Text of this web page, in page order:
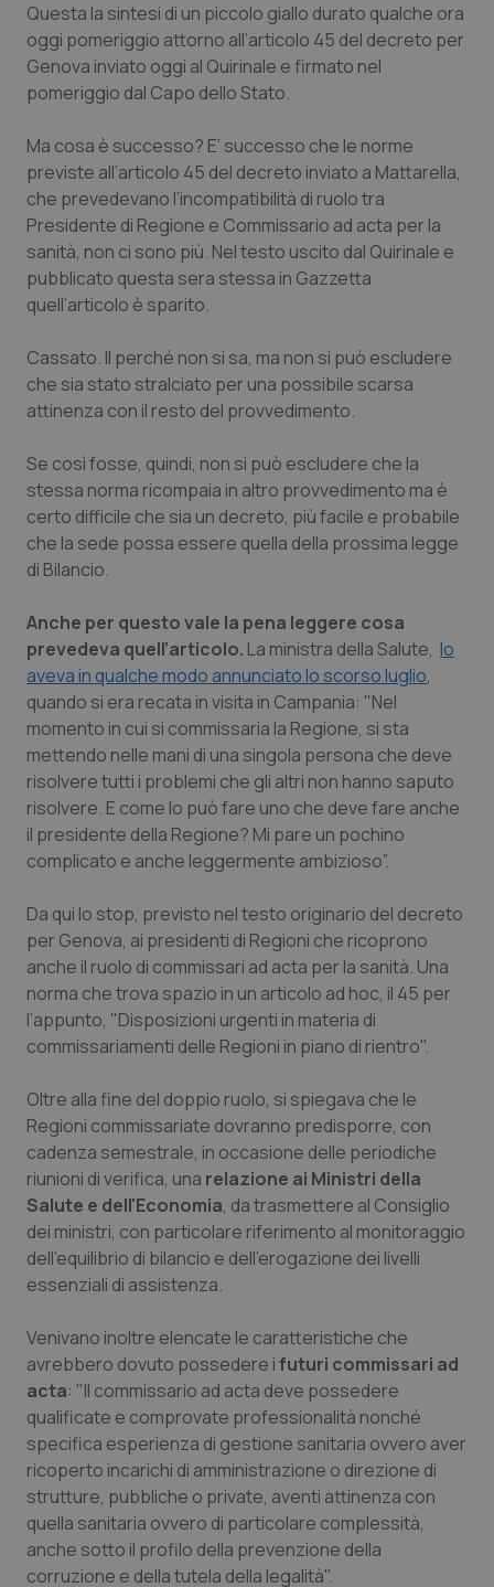
Marche
Molise
Piemonte
Provincia Autonoma di Bolzano
Provincia Autonoma di Trento
Puglia
Sardegna
Toscana
Umbria
Veneto
Donna & Salute
Epatiti
HIV
Infezioni & Febbre
Ipertensione & Scompenso
Malattie rare
Malattia di Crohn & Rettocolite Ulcerosa
Neuroscienze & patologie neurodegenerative
Obesità
Oftalmologia
Oncoematologia
Oncologia & Nutrizione
Psoriasi & pelle
Quotidiano Cardiologia
Quotidiano Oncologia
Quotidiano Pediatria
Rene & patologie urogenitali
Salute orale & impianti
Sangue & coagulazione
Tiroide
Tumore al seno
Tumore ovarico
Tumori del Polmone & Testa Collo
Tumori gastrointestinali
Ulcera & Reflusso
Vaccini
Questa la sintesi di un piccolo giallo durato qualche ora
oggi pomeriggio attorno all’articolo 45 del decreto per
Genova inviato oggi al Quirinale e firmato nel
pomeriggio dal Capo dello Stato.
Ma cosa è successo? E’ successo che le norme
previste all’articolo 45 del decreto inviato a Mattarella,
che prevedevano l’incompatibilità di ruolo tra
Presidente di Regione e Commissario ad acta per la
sanità, non ci sono più. Nel testo uscito dal Quirinale e
pubblicato questa sera stessa in Gazzetta
quell’articolo è sparito.
Cassato. Il perché non si sa, ma non si può escludere
che sia stato stralciato per una possibile scarsa
attinenza con il resto del provvedimento.
Se così fosse, quindi, non si può escludere che la
stessa norma ricompaia in altro provvedimento ma è
certo difficile che sia un decreto, più facile e probabile
che la sede possa essere quella della prossima legge
di Bilancio.
Anche per questo vale la pena leggere cosa
prevedeva quell’articolo. La ministra della Salute, lo
aveva in qualche modo annunciato lo scorso luglio,
quando si era recata in visita in Campania: "Nel
momento in cui si commissaria la Regione, si sta
mettendo nelle mani di una singola persona che deve
risolvere tutti i problemi che gli altri non hanno saputo
risolvere. E come lo può fare uno che deve fare anche
il presidente della Regione? Mi pare un pochino
complicato e anche leggermente ambizioso”.
Da qui lo stop, previsto nel testo originario del decreto
per Genova, ai presidenti di Regioni che ricoprono
anche il ruolo di commissari ad acta per la sanità. Una
norma che trova spazio in un articolo ad hoc, il 45 per
l’appunto, "Disposizioni urgenti in materia di
commissariamenti delle Regioni in piano di rientro".
Oltre alla fine del doppio ruolo, si spiegava che le
Regioni commissariate dovranno predisporre, con
cadenza semestrale, in occasione delle periodiche
riunioni di verifica, una relazione ai Ministri della
Salute e dell'Economia, da trasmettere al Consiglio
dei ministri, con particolare riferimento al monitoraggio
dell'equilibrio di bilancio e dell'erogazione dei livelli
essenziali di assistenza.
Venivano inoltre elencate le caratteristiche che
avrebbero dovuto possedere ifuturi commissari ad
acta: "Il commissario ad acta deve possedere
qualificate e comprovate professionalità nonché
specifica esperienza di gestione sanitaria ovvero aver
ricoperto incarichi di amministrazione o direzione di
strutture, pubbliche o private, aventi attinenza con
quella sanitaria ovvero di particolare complessità,
anche sotto il profilo della prevenzione della
corruzione e della tutela della legalità".